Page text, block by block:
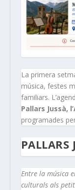
La primera
música, festes
familiars.
Pallars Jussà,
programades
PALLARS
Entre la música
culturals als